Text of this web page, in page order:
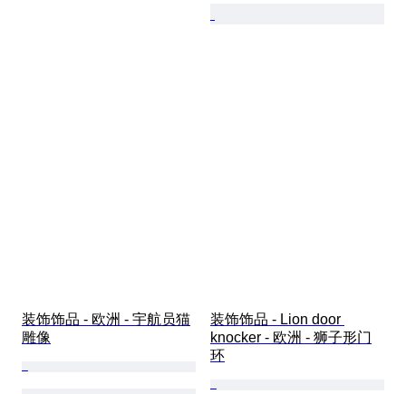
装饰饰品 - 欧洲 - 宇航员猫
雕像
装饰饰品 - Lion door
knocker - 欧洲 - 狮子形门
环